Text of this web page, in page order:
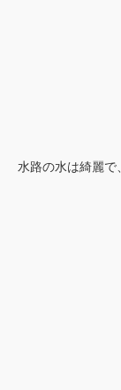
水路の水は綺麗で